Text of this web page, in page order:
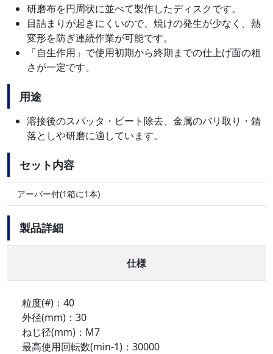
研磨布を円周状に並べて製作したディスクです。
目詰まりが起きにくいので、焼けの発生が少なく、熱
変形を防ぎ連続作業が可能です。
「自生作用」で使用初期から終期までの仕上げ面の粗
さが一定です。
用途
溶接後のスパッタ・ビート除去、金属のバリ取り・錆
落としや研磨に適しています。
セット内容
アーバー付(1箱に1本)
製品詳細
仕様
粒度(#)：40
外径(mm)：30
ねじ径(mm)：M7
最高使用回転数(min-1)：30000